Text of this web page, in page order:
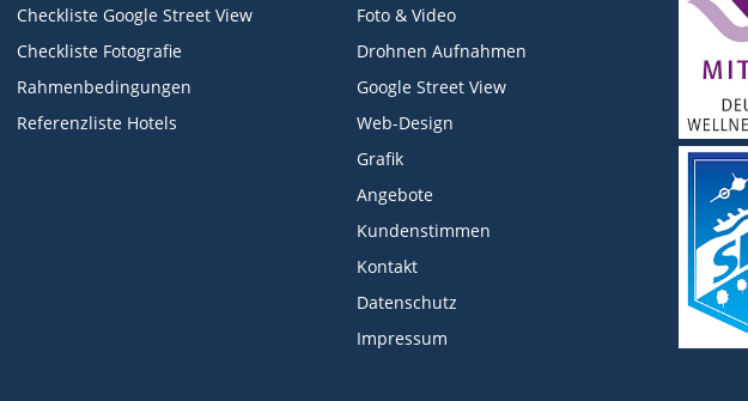
Checkliste Google Street View
Checkliste Fotografie
Rahmenbedingungen
Referenzliste Hotels
Foto & Video
Drohnen Aufnahmen
Google Street View
Web-Design
Grafik
Angebote
Kundenstimmen
Kontakt
Datenschutz
Impressum